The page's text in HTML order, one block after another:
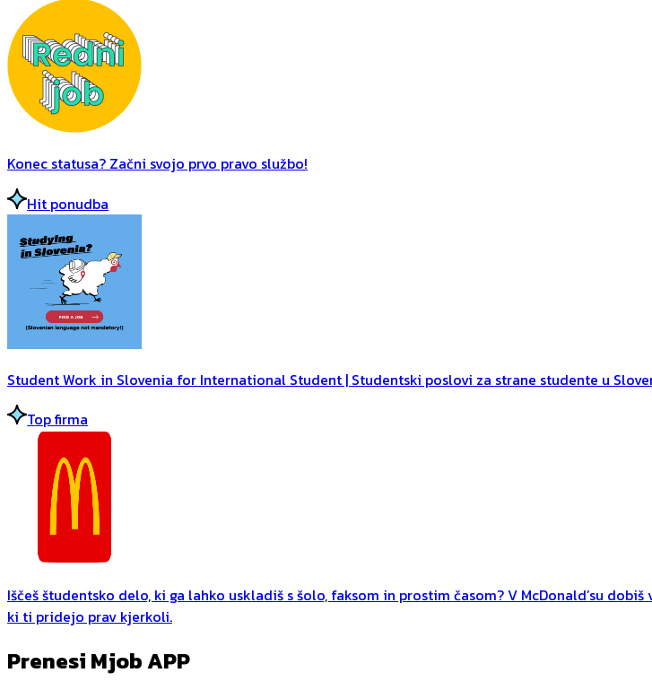
Konec statusa? Začni svojo prvo pravo službo!
Hit ponudba
Student Work in Slovenia for International Student | Studentski poslovi za strane studente u
Top firma
Iščeš študentsko delo, ki ga lahko uskladiš s šolo, faksom in prostim časom? V McDonald’su
ki ti pridejo prav kjerkoli.
Prenesi Mjob APP